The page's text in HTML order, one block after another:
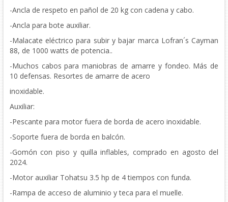
-Ancla de respeto en pañol de 20 kg con cadena y cabo.
-Ancla para bote auxiliar.
-Malacate eléctrico para subir y bajar marca Lofran´s Cayman
88, de 1000 watts de potencia..
-Muchos cabos para maniobras de amarre y fondeo. Más de
10 defensas. Resortes de amarre de acero
inoxidable.
Auxiliar:
-Pescante para motor fuera de borda de acero inoxidable.
-Soporte fuera de borda en balcón.
-Gomón con piso y quilla inflables, comprado en agosto del
2024.
-Motor auxiliar Tohatsu 3.5 hp de 4 tiempos con funda.
-Rampa de acceso de aluminio y teca para el muelle.